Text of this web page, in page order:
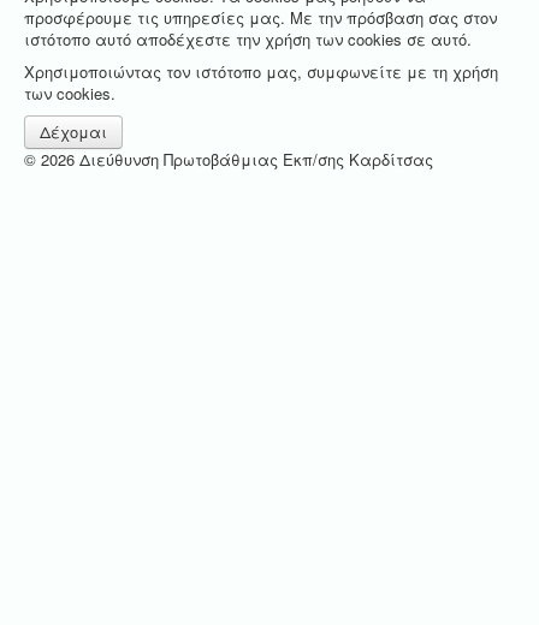
προσφέρουμε τις υπηρεσίες μας. Με την πρόσβαση σας στον
ιστότοπο αυτό αποδέχεστε την χρήση των cookies σε αυτό.
Χρησιμοποιώντας τον ιστότοπο μας, συμφωνείτε με τη χρήση
των cookies.
Δέχομαι
© 2026 Διεύθυνση Πρωτοβάθμιας Εκπ/σης Καρδίτσας